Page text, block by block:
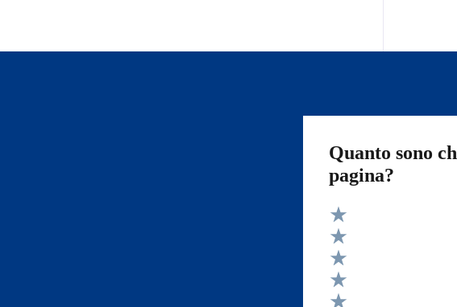
Quanto sono
pagina?
Valuta 5 stelle su 5
Valuta 4 stelle su 5
Valuta 3 stelle su 5
Valuta 2 stelle su 5